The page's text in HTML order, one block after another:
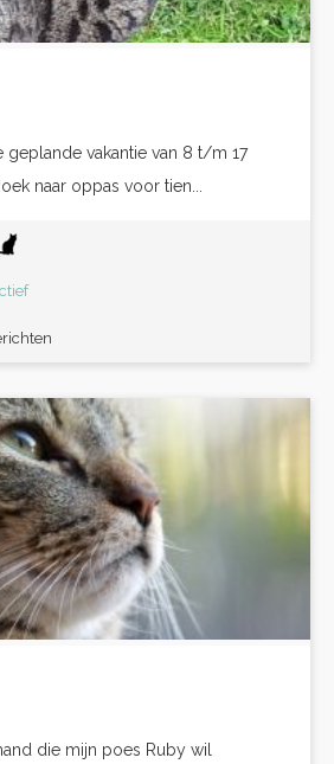
geplande vakantie van 8 t/m 17
naar oppas voor tien...
die mijn poes Ruby wil